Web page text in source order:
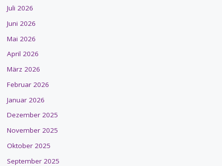
Juli 2026
Juni 2026
Mai 2026
April 2026
März 2026
Februar 2026
Januar 2026
Dezember 2025
November 2025
Oktober 2025
September 2025